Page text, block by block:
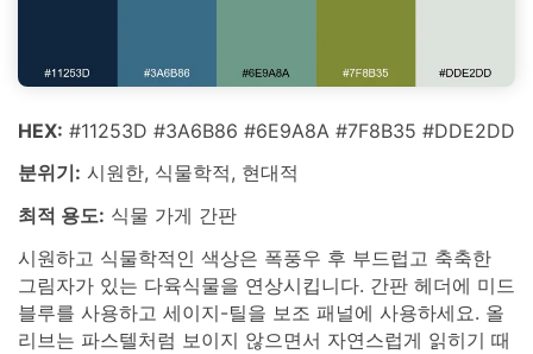
HEX: #11253D #3A6B86 #6E9A8A #7F8B35 #DDE2DD
분위기: 시원한, 식물학적, 현대적
최적 용도: 식물 가게 간판
시원하고 식물학적인 색상은 폭풍우 후 부드럽고 축축한
그림자가 있는 다육식물을 연상시킵니다. 간판 헤더에 미드
블루를 사용하고 세이지-틸을 보조 패널에 사용하세요. 올
리브는 파스텔처럼 보이지 않으면서 자연스럽게 읽히기 때